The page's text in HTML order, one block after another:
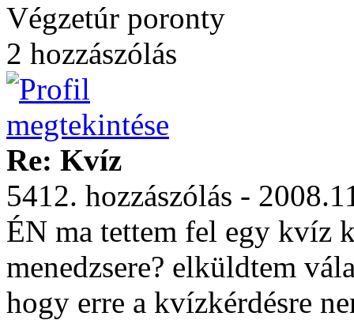
Végzetúr poronty
2 hozzászólás
Re: Kvíz
5412. hozzászólás -
ÉN ma tettem fel egy kvíz
menedzsere? elküldtem
hogy erre a kvízkérdésre